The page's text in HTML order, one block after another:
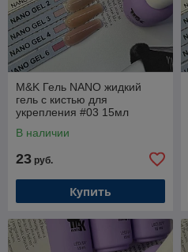
M&K Гель NANO жидкий
гель с кистью для
укрепления #03 15мл
В наличии
23 руб.
Купить